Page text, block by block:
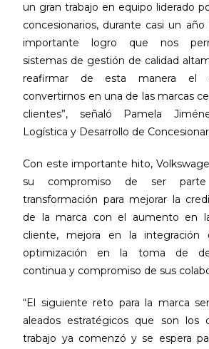
un gran trabajo en equipo liderado
concesionarios, durante casi un
importante logro que nos
sistemas de gestión de calidad
reafirmar de esta manera el
convertirnos en una de las marcas
clientes”, señaló Pamela
Logística y Desarrollo de
Con este importante hito,
su compromiso de ser
transformación para mejorar la
de la marca con el aumento en
cliente, mejora en la integración
optimización en la toma de
continua y compromiso de sus
“El siguiente reto para la marca
aleados estratégicos que son los
trabajo ya comenzó y se espera